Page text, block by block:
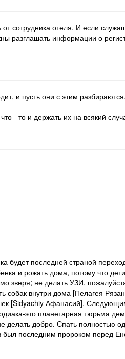
сотрудника отеля. И если
разглашать информации о
и пусть они с этим разбираются.
- то и держать их на всякий
будет последней страной
и рожать дома, потому что
зверя; не делать УЗИ,
внутри дома [Пелагея
[Sidyachiy Афанасий].
это планетарная тюрьма
делать добро. Спать полностью
последним пророком перед